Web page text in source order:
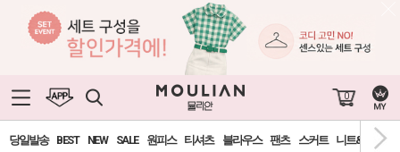
0
당일발송 BEST NEW SALE 원피스 티셔츠 블라우스 팬츠 스커트 니트&가디건